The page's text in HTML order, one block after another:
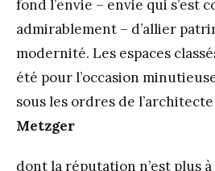
fond l’envie – envie qui s’est
admirablement – d’allier
modernité. Les espaces
été pour l’occasion
sous les ordres de
Metzger
dont la réputation n’est plus